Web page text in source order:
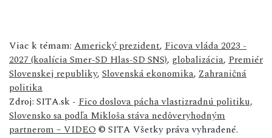
Viac k témam: Americký prezident, Ficova vláda 2023 -
2027 (koalícia Smer-SD Hlas-SD SNS), globalizácia, Premiér
Slovenskej republiky, Slovenská ekonomika, Zahraničná
politika
Zdroj: SITA.sk - Fico doslova pácha vlastizradnú politiku,
Slovensko sa podľa Mikloša stáva nedôveryhodným
partnerom – VIDEO© SITA Všetky práva vyhradené.